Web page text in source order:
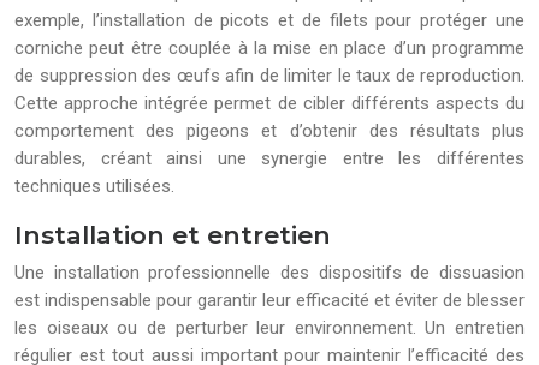
exemple, l’installation de picots et de filets pour protéger une
corniche peut être couplée à la mise en place d’un programme
de suppression des œufs afin de limiter le taux de reproduction.
Cette approche intégrée permet de cibler différents aspects du
comportement des pigeons et d’obtenir des résultats plus
durables, créant ainsi une synergie entre les différentes
techniques utilisées.
Installation et entretien
Une installation professionnelle des dispositifs de dissuasion
est indispensable pour garantir leur efficacité et éviter de blesser
les oiseaux ou de perturber leur environnement. Un entretien
régulier est tout aussi important pour maintenir l’efficacité des